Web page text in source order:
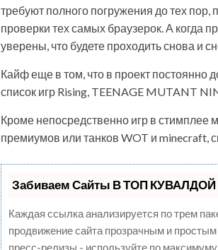
требуют полного погружения до тех
проверки тех самых браузерок. А когда
уверены, что будете проходить снова и
Кайф еще в том, что в проект постоянно
список игр Rising, TEENAGE MUTANT
Кроме непосредственно игр в стимплее
премиумов или танков WOT и minecraft,
Забиваем Сайты В ТОП КУВАЛДОЙ
Каждая ссылка анализируется по трем
продвижение сайта прозрачным и
пресс-релизы - используйте по